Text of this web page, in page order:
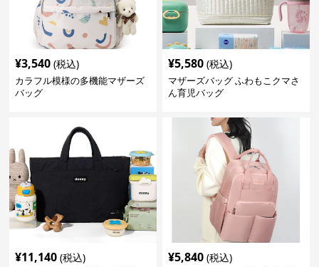
¥3,540 (税込)
カラフル模様の多機能マザーズ
バッグ
¥5,580 (税込)
マザーズバッグ ふわもこクマさ
ん育児バッグ
¥11,140 (税込) ¥5,840 (税込)